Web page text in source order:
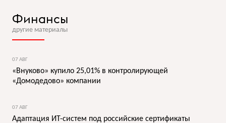
Финансы
другие материалы
07 АВГ
«Внуково» купило 25,01% в контролирующей
«Домодедово» компании
07 АВГ
Адаптация ИТ-систем под российские сертификаты